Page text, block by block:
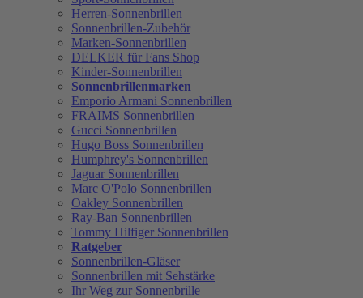
Herren-Sonnenbrillen
Sonnenbrillen-Zubehör
Marken-Sonnenbrillen
DELKER für Fans Shop
Kinder-Sonnenbrillen
Sonnenbrillenmarken
Emporio Armani Sonnenbrillen
FRAIMS Sonnenbrillen
Gucci Sonnenbrillen
Hugo Boss Sonnenbrillen
Humphrey's Sonnenbrillen
Jaguar Sonnenbrillen
Marc O'Polo Sonnenbrillen
Oakley Sonnenbrillen
Ray-Ban Sonnenbrillen
Tommy Hilfiger Sonnenbrillen
Ratgeber
Sonnenbrillen-Gläser
Sonnenbrillen mit Sehstärke
Ihr Weg zur Sonnenbrille